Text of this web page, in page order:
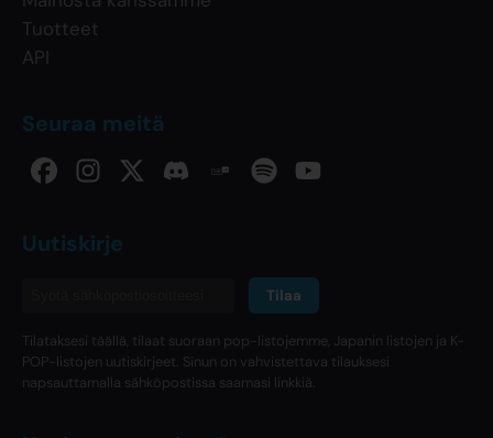
Tuotteet
API
Seuraa meitä
Uutiskirje
Tilaa
Tilataksesi täällä, tilaat suoraan pop-listojemme, Japanin listojen ja K-
POP-listojen uutiskirjeet. Sinun on vahvistettava tilauksesi
napsauttamalla sähköpostissa saamasi linkkiä.